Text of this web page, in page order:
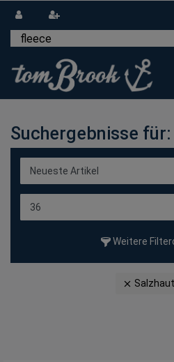
Suchergebnisse
Weitere
Salzhaut